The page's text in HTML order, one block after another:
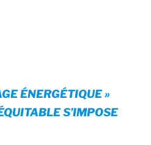
ÉNERGÉTIQUE »
S’IMPOSE